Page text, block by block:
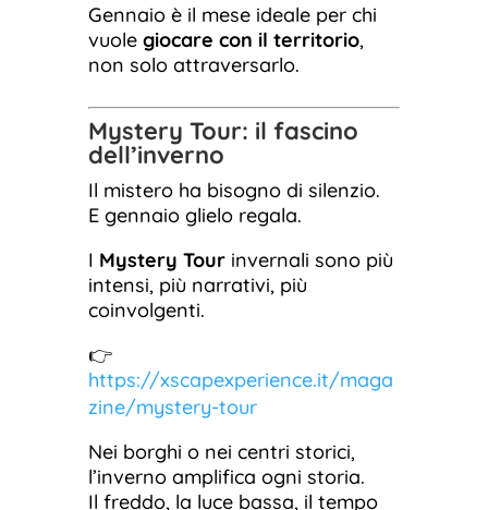
Gennaio è il mese ideale per chi
vuole giocare con il territorio,
non solo attraversarlo.
Mystery Tour: il fascino
dell’inverno
Il mistero ha bisogno di silenzio.
E gennaio glielo regala.
I Mystery Tourinvernali sono più
intensi, più narrativi, più
coinvolgenti.
👉
https://xscapexperience.it/maga
zine/mystery-tour
Nei borghi o nei centri storici,
l’inverno amplifica ogni storia.
Il freddo, la luce bassa, il tempo